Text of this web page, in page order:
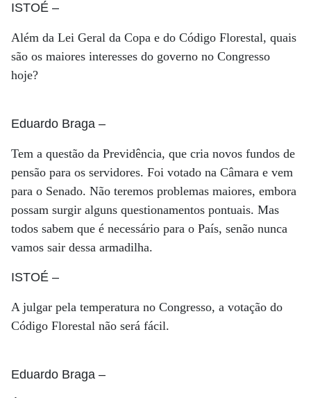
ISTOÉ –
Além da Lei Geral da Copa e do Código Florestal, quais
são os maiores interesses do governo no Congresso
hoje?
Eduardo Braga –
Tem a questão da Previdência, que cria novos fundos de
pensão para os servidores. Foi votado na Câmara e vem
para o Senado. Não teremos problemas maiores, embora
possam surgir alguns questionamentos pontuais. Mas
todos sabem que é necessário para o País, senão nunca
vamos sair dessa armadilha.
ISTOÉ –
A julgar pela temperatura no Congresso, a votação do
Código Florestal não será fácil.
Eduardo Braga –